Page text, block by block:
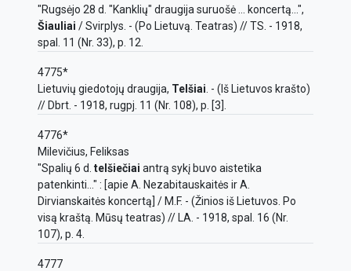
"Rugsėjo 28 d. "Kanklių" draugija suruošė ... koncertą...",
Šiauliai / Svirplys. - (Po Lietuvą. Teatras) // TS. - 1918,
spal. 11 (Nr. 33), p. 12.
4775*
Lietuvių giedotojų draugija, Telšiai . - (Iš Lietuvos krašto)
// Dbrt. - 1918, rugpj. 11 (Nr. 108), p. [3].
4776*
Milevičius, Feliksas
"Spalių 6 d. telšiečiai antrą sykį buvo aistetika
patenkinti..." : [apie A. Nezabitauskaitės ir A.
Dirvianskaitės koncertą] / M.F. - (Žinios iš Lietuvos. Po
visą kraštą. Mūsų teatras) // LA. - 1918, spal. 16 (Nr.
107), p. 4.
4777